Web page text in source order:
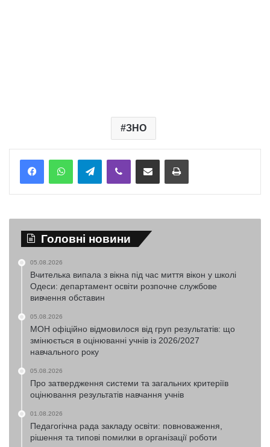
ЗНО
TelegramViber Надіслати електронною поштоюНадрукувати
Головні новини
05.08.2026
Вчителька випала з вікна під час миття вікон у школі
Одеси: департамент освіти розпочне службове
вивчення обставин
05.08.2026
МОН офіційно відмовилося від груп результатів: що
змінюється в оцінюванні учнів із 2026/2027
навчального року
05.08.2026
Про затвердження системи та загальних критеріїв
оцінювання результатів навчання учнів
01.08.2026
Педагогічна рада закладу освіти: повноваження,
рішення та типові помилки в організації роботи